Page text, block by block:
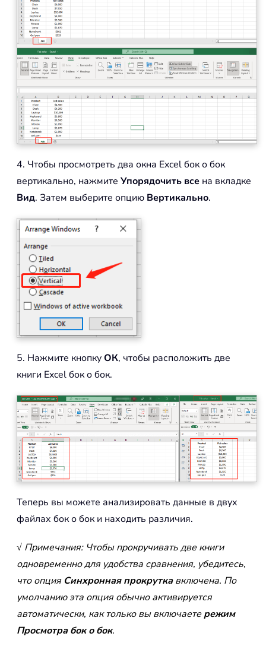
4. Чтобы просмотреть два окна Excel бок о бок
вертикально, нажмите Упорядочить все на вкладке
Вид. Затем выберите опцию Вертикально.
5. Нажмите кнопкуОК, чтобы расположить две
книги Excel бок о бок.
Теперь вы можете анализировать данные в двух
файлах бок о бок и находить различия.
√ Примечания: Чтобы прокручивать две книги
одновременно для удобства сравнения, убедитесь,
что опция Синхронная прокруткавключена. По
умолчанию эта опция обычно активируется
автоматически, как только вы включаетережим
Просмотра бок о бок.